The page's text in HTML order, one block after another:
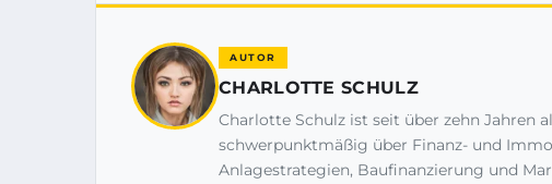
AUTOR
CHARLOTTE SCHULZ
Charlotte Schulz ist seit über zehn Jahren
schwerpunktmäßig über Finanz- und
Anlagestrategien, Baufinanzierung und